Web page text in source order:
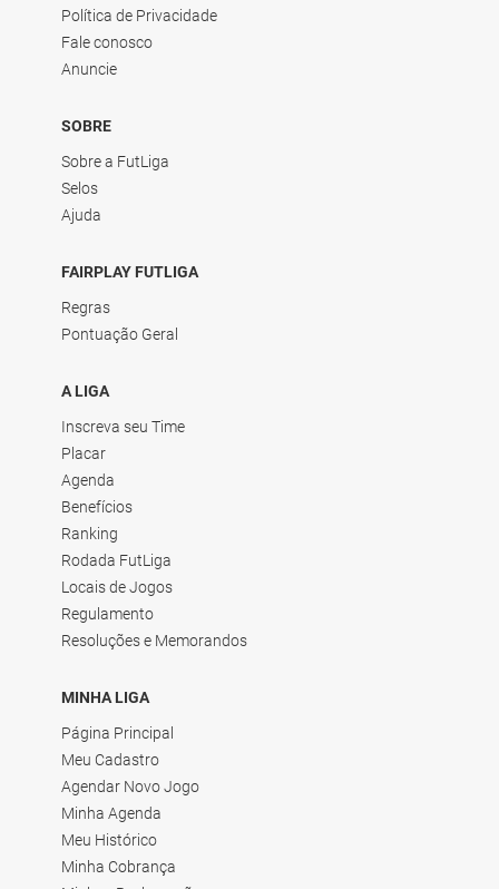
Política de Privacidade
Fale conosco
Anuncie
SOBRE
Sobre a FutLiga
Selos
Ajuda
FAIRPLAY FUTLIGA
Regras
Pontuação Geral
A LIGA
Inscreva seu Time
Placar
Agenda
Benefícios
Ranking
Rodada FutLiga
Locais de Jogos
Regulamento
Resoluções e Memorandos
MINHA LIGA
Página Principal
Meu Cadastro
Agendar Novo Jogo
Minha Agenda
Meu Histórico
Minha Cobrança